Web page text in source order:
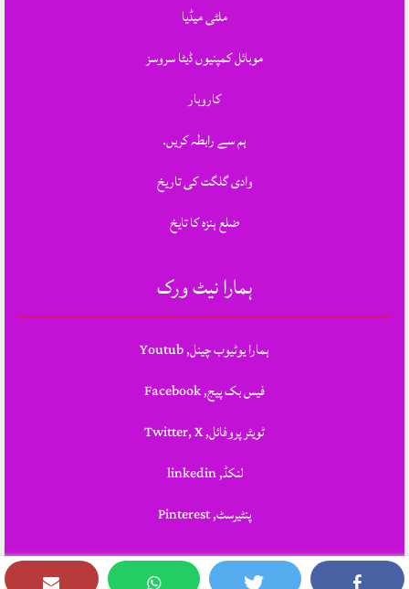
ملٹی میڈیا
موبائل کمپنیوں ڈیٹا سروسز
کاروبار
ہم سے رابطہ کریں.
وادی گلگت کی تاریخ
ضلع ہنزہ کا تایخ
ہمارا نیٹ ورک
ہمارا یوٹیوب چینل, Youtub
فیس بک پیج, Facebook
ٹویٹر پروفائل, Twitter, X
لنکڈ, linkedin
پنٹیرسٹ, Pinterest
Theme Designed & Developed BySTYLOTHEMES